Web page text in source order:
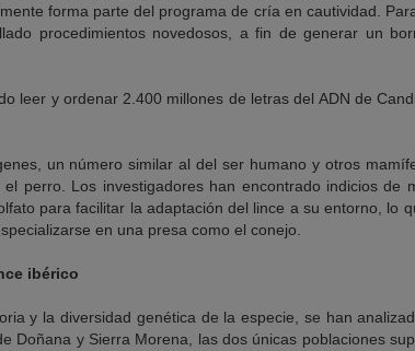
forma parte del programa de cría en cautividad.
procedimientos novedosos, a fin de generar un
leer y ordenar 2.400 millones de letras del ADN de
un número similar al del ser humano y otros
perro. Los investigadores han encontrado indicios de
para facilitar la adaptación del lince a su entorno, lo
en una presa como el conejo.
ibérico
y la diversidad genética de la especie, se han
Doñana y Sierra Morena, las dos únicas poblaciones